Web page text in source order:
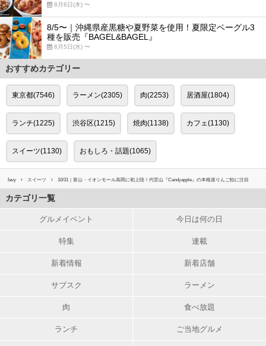
8月6日(木) 〜
8/5〜｜沖縄県産黒糖や夏野菜を使用！夏限定ベーグル3
種を販売『BAGEL&BAGEL』
8月5日(水) 〜
おすすめカテゴリー
東京都(7546) ラーメン(2305) 肉(2253) 居酒屋(1804)
ランチ(1225) 渋谷区(1215) 焼肉(1138) カフェ(1130)
スイーツ(1130) おもしろ・話題(1065)
favy スイーツ 10/31｜富山・イオンモール高岡に初上陸！代官山『Candyapple』の本格派りんご飴に注目
カテゴリ一覧
グルメイベント 今日は何の日
特集 連載
新着情報 新着店舗
サブスク ラーメン
肉 食べ放題
ランチ ご当地グルメ